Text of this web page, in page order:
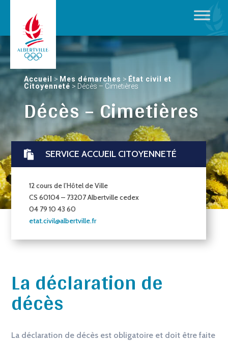
Accueil > Mes démarches > État civil et
Citoyenneté > Décès – Cimetières
Décès – Cimetières
 SERVICE ACCUEIL CITOYENNETÉ
12 cours de l’Hôtel de Ville
CS 60104 – 73207 Albertville cedex
04 79 10 43 60
etat.civil@albertville.fr
La déclaration de
décès
La déclaration de décès est obligatoire et doit être faite